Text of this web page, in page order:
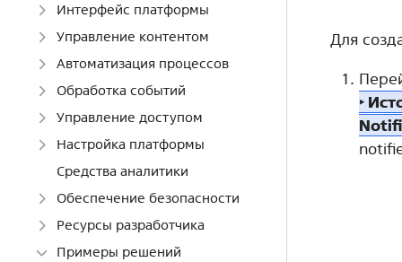
Интерфейс платформы
Управление контентом
Автоматизация процессов
Обработка событий
Управление доступом
Настройка платформы
Средства аналитики
Обеспечение безопасности
Ресурсы разработчика
Примеры решений
Для
‣